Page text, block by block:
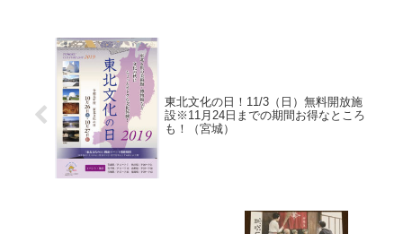
東北文化の日！11/3（日）無料開放施
設※11月24日までの期間お得なところ
も！（宮城）